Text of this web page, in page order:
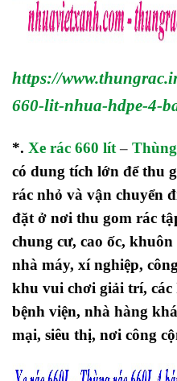
https://
660-lit-nhua-hdpe-4-
*. Xe rác 660 lít –
có dung tích lớn để thu
rác nhỏ và vận chuyển
đặt ở nơi thu gom rác
chung cư, cao ốc,
nhà máy, xí nghiệp,
khu vui chơi giải trí,
bệnh viện, nhà hàng
mại, siêu thị, nơi công